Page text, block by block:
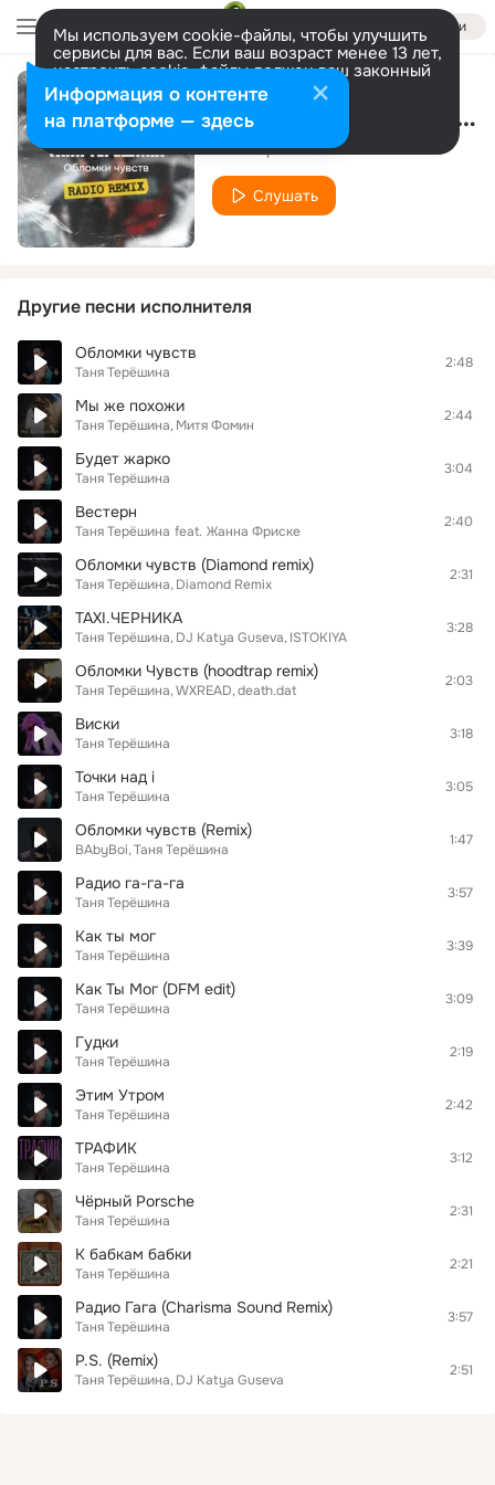
Войти
Мы используем cookie-файлы, чтобы улучшить
сервисы для вас. Если ваш возраст менее 13 лет,
настроить cookie-файлы должен ваш законный
представитель. Больше информации
Разрешить все Настроить Обломки чувств (Radio Remix)
Таня Терёшина
Слушать
Другие песни исполнителя
Обломки чувств
Таня Терёшина
2:48
Мы же похожи
Таня Терёшина Митя Фомин
2:44
Будет жарко
Таня Терёшина
3:04
Вестерн
Таня Терёшина feat. Жанна Фриске
2:40
Обломки чувств (Diamond remix)
Таня Терёшина Diamond Remix
2:31
TAXI.ЧЕРНИКА
Таня Терёшина DJ Katya Guseva ISTOKIYA
3:28
Обломки Чувств (hoodtrap remix)
Таня Терёшина WXREAD death.dat
2:03
Виски
Таня Терёшина
3:18
Точки над i
Таня Терёшина
3:05
Обломки чувств (Remix)
BAbyBoi Таня Терёшина
1:47
Радио га-га-га
Таня Терёшина
3:57
Как ты мог
Таня Терёшина
3:39
Как Ты Мог (DFM edit)
Таня Терёшина
3:09
Гудки
Таня Терёшина
2:19
Этим Утром
Таня Терёшина
2:42
ТРАФИК
Таня Терёшина
3:12
Чёрный Porsche
Таня Терёшина
2:31
К бабкам бабки
Таня Терёшина
2:21
Радио Гага (Charisma Sound Remix)
Таня Терёшина
3:57
P.S. (Remix)
Таня Терёшина DJ Katya Guseva
2:51
Информация о контенте
на платформе — здесь